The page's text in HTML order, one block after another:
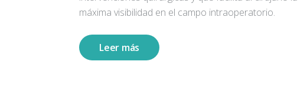
máxima visibilidad en el campo intraoperatorio.
Leer más